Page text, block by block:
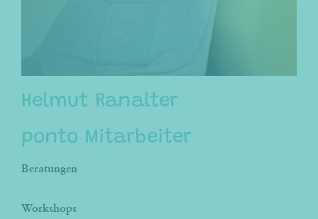
Helmut Ranalter
ponto Mitarbeiter
Beratungen
Workshops